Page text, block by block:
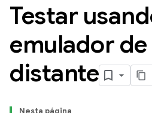
Testar
emulador
distante
Nesta página